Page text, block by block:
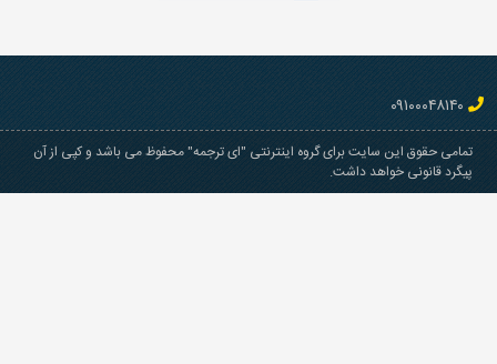
این سایت برای گروه اینترنتی "ای ترجمه" محفوظ می باشد و کپی از آن
خواهد داشت.